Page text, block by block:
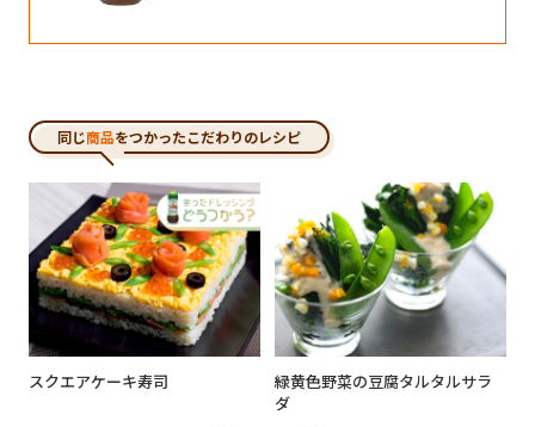
同じ商品をつかったこだわりのレシピ
スクエアケーキ寿司
緑黄色野菜の豆腐タルタルサラ
ダ